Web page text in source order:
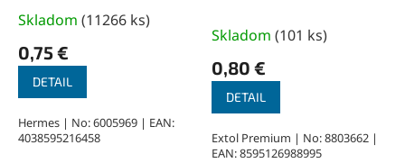
mm, korund/PU pena Z100
Priemerné
hodnotenie
produktu
5,0
z
5
Skladom (11266 ks)
0,75 €
DETAIL
Hermes | No: 6005969 | EAN:
4038595216458
Skladom (101 ks)
0,80 €
DETAIL
Extol Premium | No: 8803662 |
EAN: 8595126988995